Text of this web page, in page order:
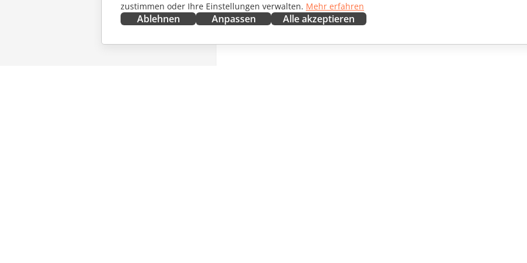
zustimmen oder Ihre Einstellungen verwalten. Mehr erfahren
Ablehnen Anpassen Alle akzeptieren